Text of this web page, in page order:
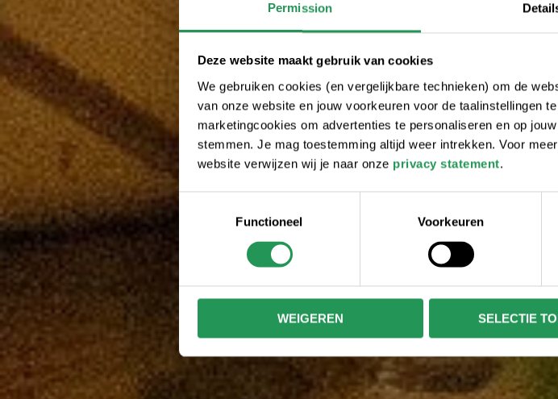
Permission
Deze website maakt gebruik van cookies
We gebruiken cookies (en vergelijkbare technieken) om de
van onze website en jouw voorkeuren voor de taalinstellingen
marketingcookies om advertenties te personaliseren en op
stemmen. Je mag toestemming altijd weer intrekken. Voor
website verwijzen wij je naar onze privacy statement.
Toestemmingsselectie
Functioneel
Voorkeuren
WEIGEREN SELECTIE